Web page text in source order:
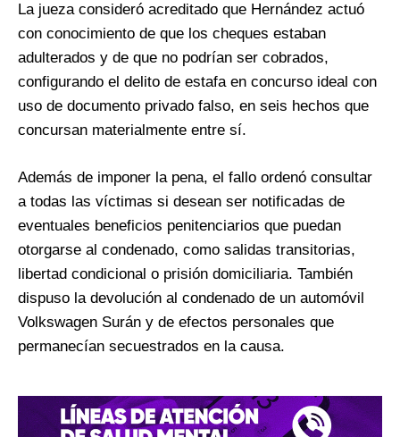
La jueza consideró acreditado que Hernández actuó
con conocimiento de que los cheques estaban
adulterados y de que no podrían ser cobrados,
configurando el delito de estafa en concurso ideal con
uso de documento privado falso, en seis hechos que
concursan materialmente entre sí.
Además de imponer la pena, el fallo ordenó consultar
a todas las víctimas si desean ser notificadas de
eventuales beneficios penitenciarios que puedan
otorgarse al condenado, como salidas transitorias,
libertad condicional o prisión domiciliaria. También
dispuso la devolución al condenado de un automóvil
Volkswagen Surán y de efectos personales que
permanecían secuestrados en la causa.